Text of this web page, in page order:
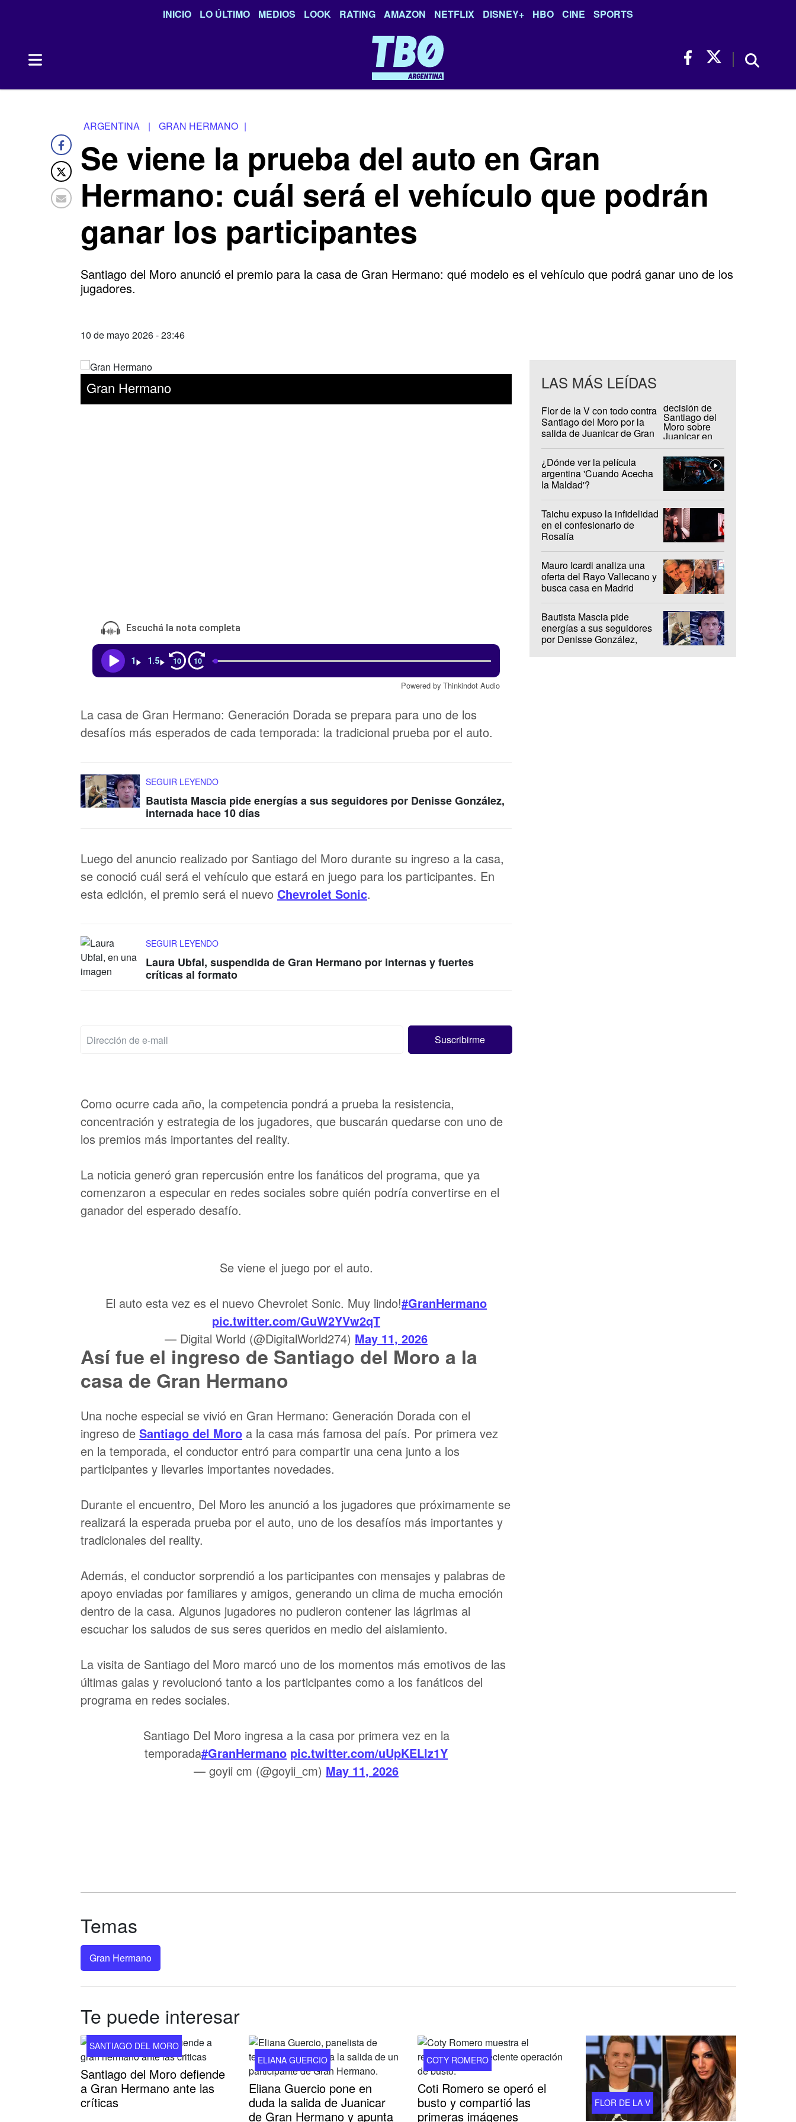
INICIO LO ÚLTIMO MEDIOS LOOK RATING AMAZON NETFLIX DISNEY+ HBO CINE SPORTS
ARGENTINA | GRAN HERMANO |
Se viene la prueba del auto en Gran
Hermano: cuál será el vehículo que podrán
ganar los participantes
Santiago del Moro anunció el premio para la casa de Gran Hermano: qué modelo es el vehículo que podrá ganar uno de los
jugadores.
10 de mayo 2026 - 23:46
Gran Hermano
Escuchá la nota completa
1 1.5 10 10
Powered by Thinkindot Audio
La casa de Gran Hermano: Generación Dorada se prepara para uno de los
desafíos más esperados de cada temporada: la tradicional prueba por el auto.
SEGUIR LEYENDO
Bautista Mascia pide energías a sus seguidores por Denisse González,
internada hace 10 días
Luego del anuncio realizado por Santiago del Moro durante su ingreso a la casa,
se conoció cuál será el vehículo que estará en juego para los participantes. En
esta edición, el premio será el nuevo Chevrolet Sonic.
SEGUIR LEYENDO
Laura Ubfal, suspendida de Gran Hermano por internas y fuertes
críticas al formato
Como ocurre cada año, la competencia pondrá a prueba la resistencia,
concentración y estrategia de los jugadores, que buscarán quedarse con uno de
los premios más importantes del reality.
La noticia generó gran repercusión entre los fanáticos del programa, que ya
comenzaron a especular en redes sociales sobre quién podría convertirse en el
ganador del esperado desafío.
Se viene el juego por el auto.
El auto esta vez es el nuevo Chevrolet Sonic. Muy lindo!#GranHermano
pic.twitter.com/GuW2YVw2qT
— Digital World (@DigitalWorld274) May 11, 2026
Así fue el ingreso de Santiago del Moro a la
casa de Gran Hermano
Una noche especial se vivió en Gran Hermano: Generación Dorada con el
ingreso de Santiago del Moro a la casa más famosa del país. Por primera vez
en la temporada, el conductor entró para compartir una cena junto a los
participantes y llevarles importantes novedades.
Durante el encuentro, Del Moro les anunció a los jugadores que próximamente se
realizará la esperada prueba por el auto, uno de los desafíos más importantes y
tradicionales del reality.
Además, el conductor sorprendió a los participantes con mensajes y palabras de
apoyo enviadas por familiares y amigos, generando un clima de mucha emoción
dentro de la casa. Algunos jugadores no pudieron contener las lágrimas al
escuchar los saludos de sus seres queridos en medio del aislamiento.
La visita de Santiago del Moro marcó uno de los momentos más emotivos de las
últimas galas y revolucionó tanto a los participantes como a los fanáticos del
programa en redes sociales.
Santiago Del Moro ingresa a la casa por primera vez en la
temporada#GranHermano pic.twitter.com/uUpKELlz1Y
— goyii cm (@goyii_cm) May 11, 2026
LAS MÁS LEÍDAS
Flor de la V con todo contra
Santiago del Moro por la
salida de Juanicar de Gran
¿Dónde ver la película
argentina 'Cuando Acecha
la Maldad'?
Taichu expuso la infidelidad
en el confesionario de
Rosalía
Mauro Icardi analiza una
oferta del Rayo Vallecano y
busca casa en Madrid
Bautista Mascia pide
energías a sus seguidores
por Denisse González,
Temas
Gran Hermano
Te puede interesar
SANTIAGO DEL MORO
Santiago del Moro defiende
a Gran Hermano ante las
críticas
ELIANA GUERCIO
Eliana Guercio pone en
duda la salida de Juanicar
de Gran Hermano y apunta
COTY ROMERO
Coti Romero se operó el
busto y compartió las
primeras imágenes
FLOR DE LA V